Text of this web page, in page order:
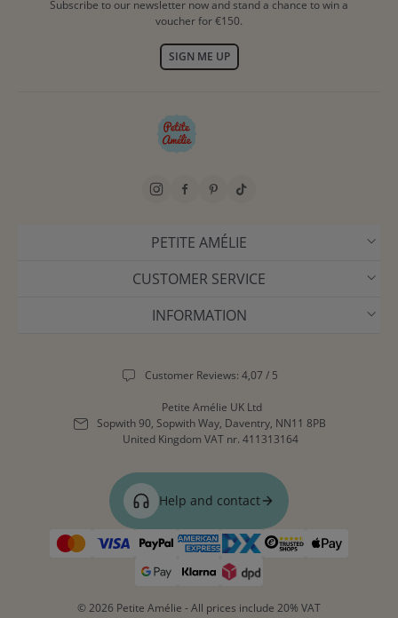
Subscribe to our newsletter now and stand a chance to win a
voucher for €150.
SIGN ME UP
PETITE AMÉLIE
CUSTOMER SERVICE
INFORMATION
Customer Reviews: 4,07 / 5
Petite Amélie UK Ltd
Sopwith 90, Sopwith Way, Daventry, NN11 8PB
United Kingdom VAT nr. 411313164
Help and contact
© 2026 Petite Amélie - All prices include 20% VAT